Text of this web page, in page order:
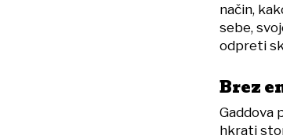
način,
sebe,
odpreti
Brez
Gaddova
hkrati